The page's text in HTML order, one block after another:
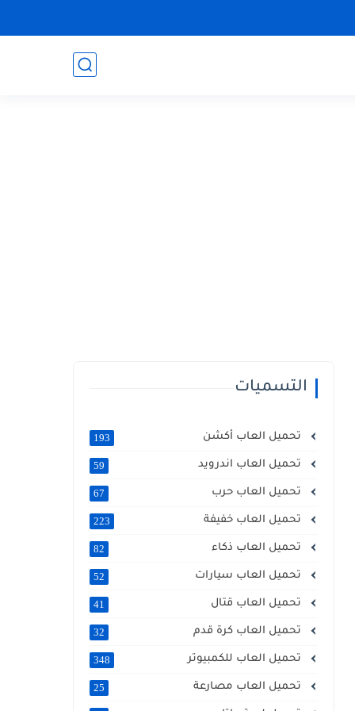
التسميات
تحميل العاب أكشن 193
تحميل العاب اندرويد 59
تحميل العاب حرب 67
تحميل العاب خفيفة 223
تحميل العاب ذكاء 82
تحميل العاب سيارات 52
تحميل العاب قتال 41
تحميل العاب كرة قدم 32
تحميل العاب للكمبيوتر 348
تحميل العاب مصارعة 25